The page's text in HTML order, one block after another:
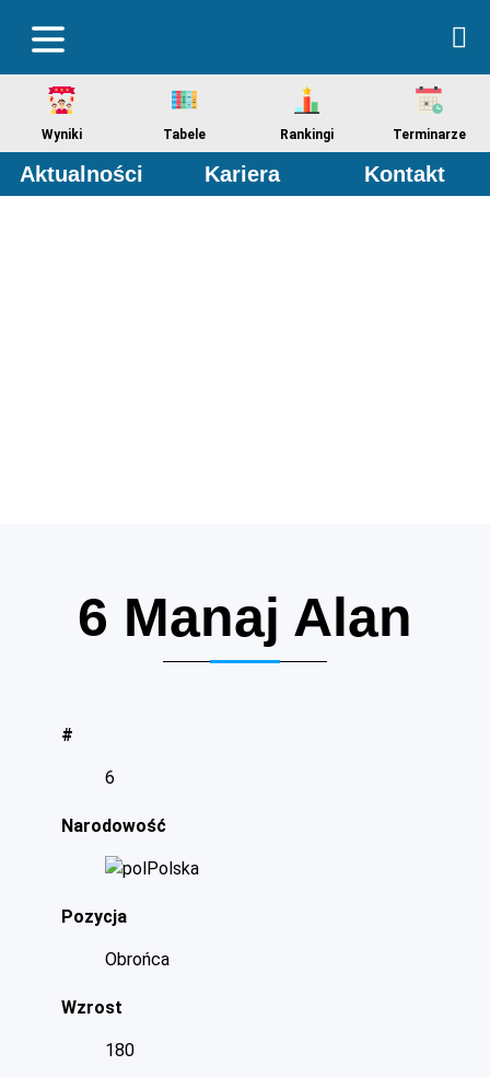
Wyniki Tabele Rankingi Terminarze
Aktualności Kariera Kontakt
6 Manaj Alan
#
6
Narodowość
Polska
Pozycja
Obrońca
Wzrost
180